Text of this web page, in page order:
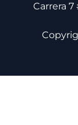
Carrera 7